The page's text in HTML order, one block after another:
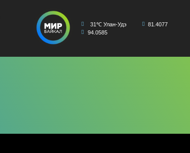
31℃ Улан-Удэ
81.4077
94.0585